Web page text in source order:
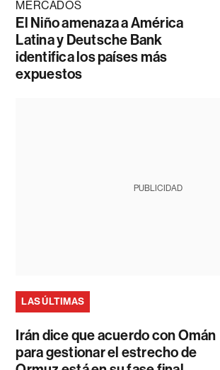
MERCADOS
El Niño amenaza a América
Latina y Deutsche Bank
identifica los países más
expuestos
PUBLICIDAD
LAS ÚLTIMAS
Irán dice que acuerdo con Omán
para gestionar el estrecho de